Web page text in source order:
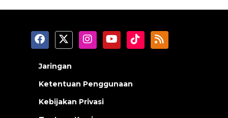
Jaringan
Ketentuan Penggunaan
Kebijakan Privasi